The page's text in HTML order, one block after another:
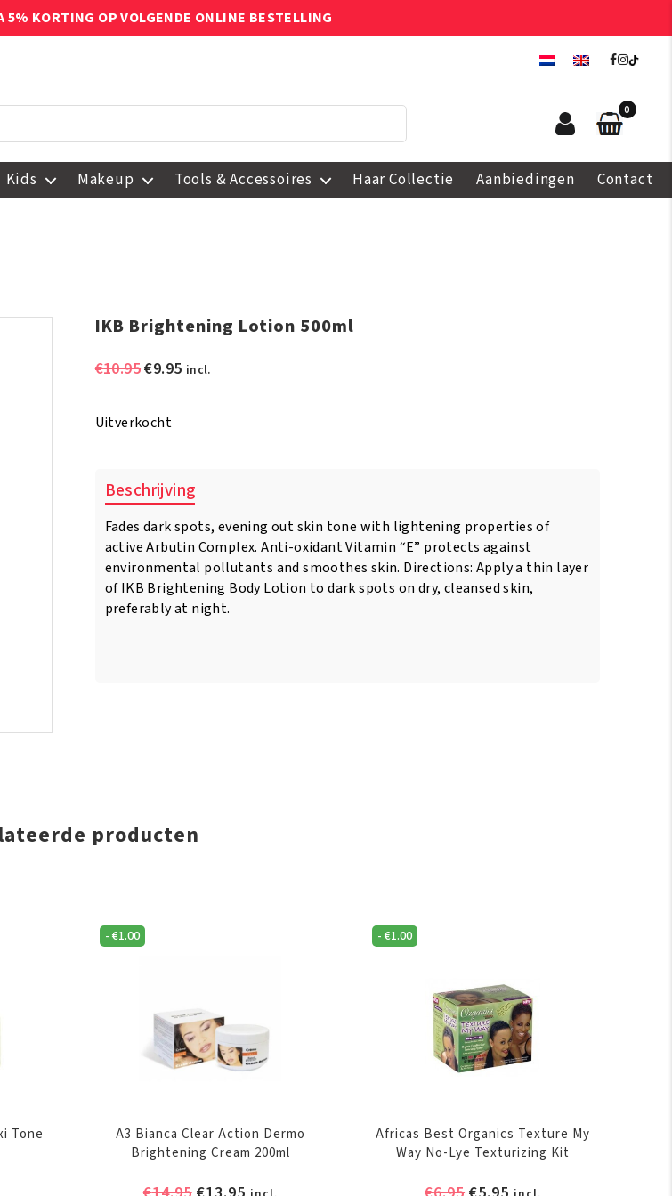
5% KORTING OP VOLGENDE ONLINE BESTELLING
0
Kids Makeup Tools & Accessoires Haar Collectie Aanbiedingen Contact
IKB Brightening Lotion 500ml
€10.95Oorspronkelijke
€10.95.
€9.95Huidige
incl.
Uitverkocht
Beschrijving
Fades dark spots, evening out skin tone with lightening properties of
active Arbutin Complex. Anti-oxidant Vitamin “E” protects against
environmental pollutants and smoothes skin. Directions: Apply a thin layer
of IKB Brightening Body Lotion to dark spots on dry, cleansed skin,
preferably at night.
producten
Tone
- €1.00
A3 Bianca Clear Action Dermo
Brightening Cream 200ml
-€1.00
Africas Best Organics Texture My
Way No-Lye Texturizing Kit